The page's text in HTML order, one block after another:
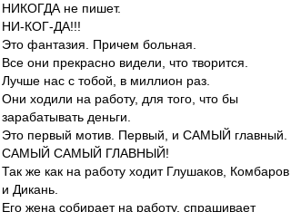
НИКОГДА не пишет.
НИ-КОГ-ДА!!!
Это фантазия. Причем больная.
Все они прекрасно видели, что творится.
Лучше нас с тобой, в миллион раз.
Они ходили на работу, для того, что бы
зарабатывать деньги.
Это первый мотив. Первый, и САМЫЙ главный.
САМЫЙ САМЫЙ ГЛАВНЫЙ!
Так же как на работу ходит Глушаков, Комбаров
и Дикань.
Его жена собирает на работу, спрашивает